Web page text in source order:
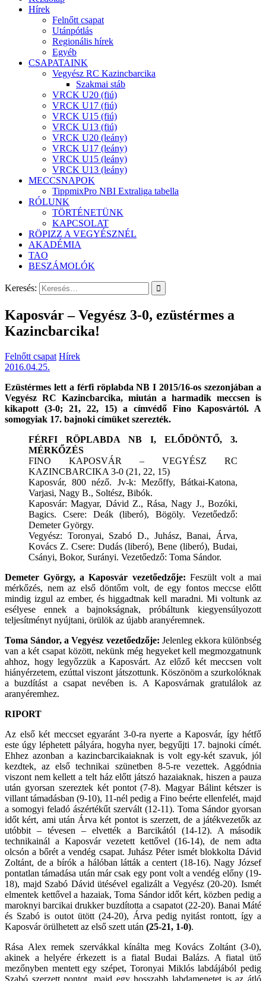
Hírek
Felnőtt csapat
Utánpótlás
Regionális hírek
Egyéb
CSAPATAINK
Vegyész RC Kazincbarcika
Szakmai stáb
VRCK U20 (fiú)
VRCK U17 (fiú)
VRCK U15 (fiú)
VRCK U13 (fiú)
VRCK U20 (leány)
VRCK U17 (leány)
VRCK U15 (leány)
VRCK U13 (leány)
MECCSNAPOK
TippmixPro NBI Extraliga tabella
RÓLUNK
TÖRTÉNETÜNK
KAPCSOLAT
RÖPIZZ A VEGYÉSZNÉL
AKADÉMIA
TAO
BESZÁMOLÓK
Keresés:
Kaposvár – Vegyész 3-0, ezüstérmes a
Kazincbarcika!
Felnőtt csapat Hírek
2016.04.25.
Ezüstérmes lett a férfi röplabda NB I 2015/16-os szezonjában a
Vegyész RC Kazincbarcika, miután a harmadik meccsen is
kikapott (3-0; 21, 22, 15) a címvédő Fino Kaposvártól. A
somogyiak 17. bajnoki címüket szerezték.
FÉRFI RÖPLABDA NB I, ELŐDÖNTŐ, 3.
MÉRKŐZÉS
FINO KAPOSVÁR – VEGYÉSZ RC
KAZINCBARCIKA 3-0 (21, 22, 15)
Kaposvár, 800 néző. Jv-k: Mezőffy, Bátkai-Katona,
Varjasi, Nagy B., Soltész, Bibók.
Kaposvár: Magyar, Dávid Z., Rása, Nagy J., Bozóki,
Bagics. Csere: Deák (liberó), Bögöly. Vezetőedző:
Demeter György.
Vegyész: Toronyai, Szabó D., Juhász, Banai, Árva,
Kovács Z. Csere: Dudás (liberó), Bene (liberó), Budai,
Csányi, Bokor, Surányi. Vezetőedző: Toma Sándor.
Demeter György, a Kaposvár vezetőedzője: Feszült volt a mai
mérkőzés, nem az első döntőm volt, de egy fontos meccse előtt
mindig izgul az ember, és higgadtnak kell maradni. Mi voltunk az
esélyese ennek a bajnokságnak, próbáltunk kiegyensúlyozott
teljesítményt nyújtani, örülök az újabb aranyéremnek.
Toma Sándor, a Vegyész vezetőedzője: Jelenleg ekkora különbség
van a két csapat között, nekünk még hegyeket kell megmozgatnunk
ahhoz, hogy legyőzzük a Kaposvárt. Az előző két meccsen volt
hiányérzetem, ezúttal viszont játszottunk. Köszönöm a szurkolóknak
a buzdítást a csapat nevében is. A Kaposvárnak gratulálok az
aranyéremhez.
RIPORT
Az első két meccset egyaránt 3-0-ra nyerte a Kaposvár, így hétfő
este úgy léphetett pályára, hogyha nyer, begyűjti 17. bajnoki címét.
Ehhez azonban a kazincbarcikaiaknak is volt egy-két szavuk, jól
kezdtek, az első technikai szünetben 8-5-re vezettek. Aggódnia
viszont nem kellett a telt ház előtt játszó hazaiaknak, hiszen a pauza
után gyorsan szereztek két pontot (7-8). Magyar Bálint kétszer is
villant támadásban (9-10), 11-nél pedig a Fino beérte ellenfelét, majd
a somogyi feladó ászértékűt szervált (12-11). Toma Sándor gyorsan
időt kért, ami után Árva két pontot is szerzett, de a játékvezetők az
utóbbit – tévesen – elvették a Barcikától (14-12). A második
technikainál a Kaposvár vezetett kettővel (16-14), de nem adta
olcsón a bőrét a vendég csapat. Juhász Péter ismét blokkolta Dávid
Zoltánt, de a bírók a hálóban látták a centert (18-16). Nagy József
pontatlan támadása után már csak egy pont volt a vendég előny (19-
18), majd Szabó Dávid ütésével egalizált a Vegyész (20-20). Ismét
elmentek kettővel a hazaiak, Toma Sándor időt kért, közben pedig a
maroknyi barcikai drukker buzdította a csapatot (22-20). Banai Máté
és Szabó is outot ütött (24-20), Árva pedig nyitást rontott, így a
Kaposvár örülhetett az első szett után (25-21, 1-0).
Rása Alex remek szervákkal kínálta meg Kovács Zoltánt (3-0),
akinek a helyére érkezett is a fiatal Budai Balázs. A fiatal ütő
mezőnyben mentett egy szépet, Toronyai Miklós labdájából pedig